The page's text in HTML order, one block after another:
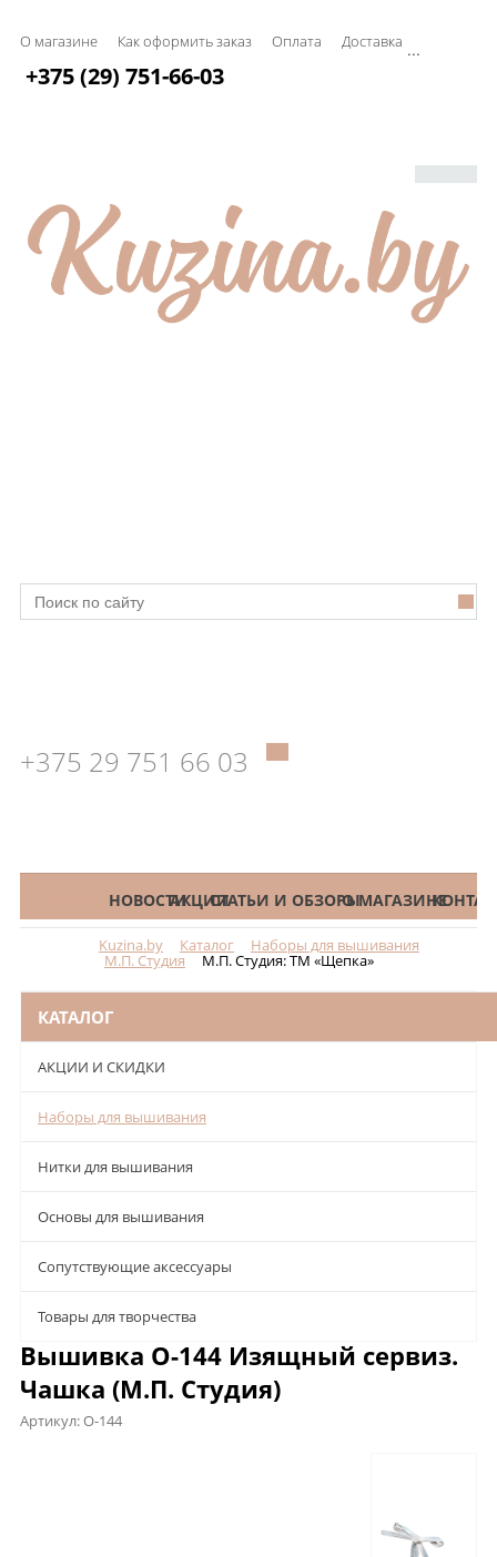
О магазине Как оформить заказ Оплата Доставка ...
+375 (29) 751-66-03
+375 29 751 66 03
КАТАЛОГНОВОСТИАКЦИИСТАТЬИ И ОБЗОРЫО МАГАЗИНЕ
Kuzina.by Каталог Наборы для вышивания
М.П. Студия М.П. Студия: ТМ «Щепка»
КАТАЛОГ
АКЦИИ И СКИДКИ
Наборы для вышивания
Нитки для вышивания
Основы для вышивания
Сопутствующие аксессуары
Товары для творчества
Вышивка О-144 Изящный сервиз.
Чашка (М.П. Студия)
Артикул:О-144